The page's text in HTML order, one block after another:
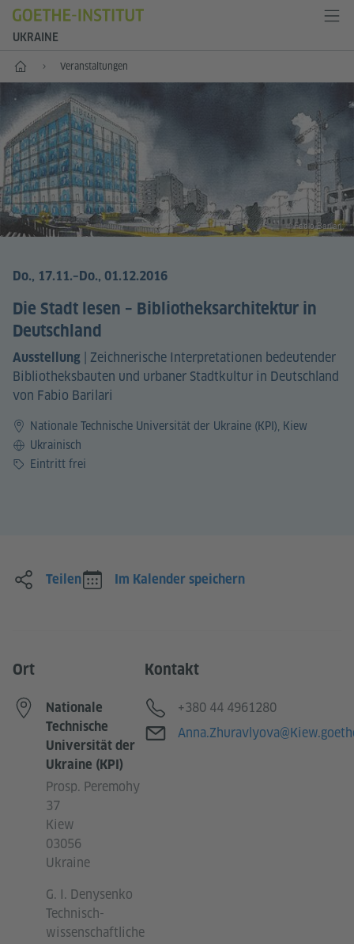
UKRAINE
Start Veranstaltungen
Do., 17.11.–Do., 01.12.2016
Die Stadt lesen – Bibliotheksarchitektur in
Deutschland
Ausstellung | Zeichnerische Interpretationen bedeutender
Bibliotheksbauten und urbaner Stadtkultur in Deutschland
von Fabio Barilari
Nationale Technische Universität der Ukraine (KPI), Kiew
SpracheUkrainisch
PreisEintritt frei
© Fabio Barilari
Teilen Im Kalender speichern
Ort
Nationale
Technische
Universität der
Ukraine (KPI)
Prosp. Peremohy
37
Kiew
03056
Ukraine
G. I. Denysenko
Technisch-
wissenschaftliche
Kontakt
Telefon
+380 44 4961280
E-Mail